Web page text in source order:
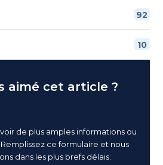
92
10
aimé cet article ?
de plus amples informations ou
ce formulaire et nous
dans les plus brefs délais.